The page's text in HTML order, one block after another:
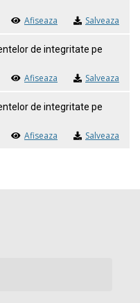
Afiseaza Salveaza
de integritate pe
Afiseaza Salveaza
de integritate pe
Afiseaza Salveaza